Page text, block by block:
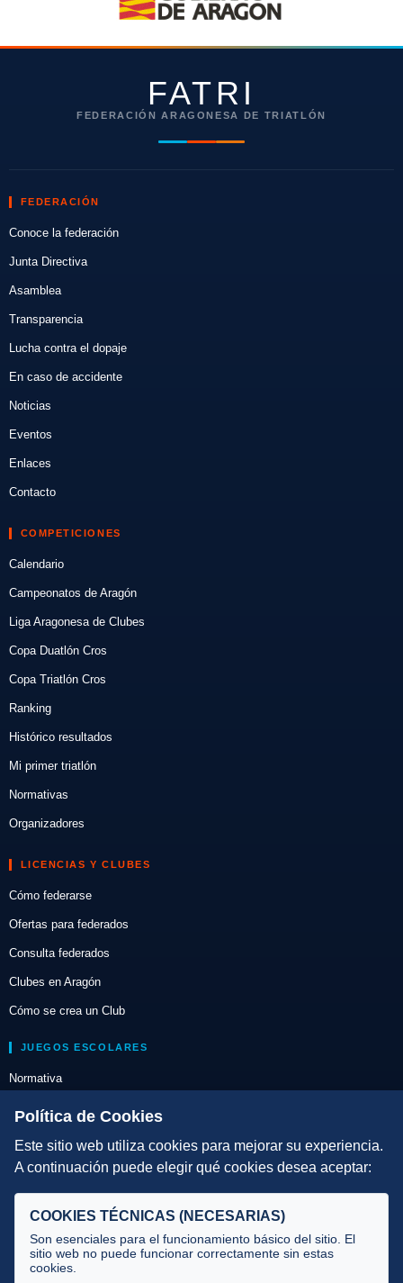
FATRI
FEDERACIÓN ARAGONESA DE TRIATLÓN
FEDERACIÓN
Conoce la federación
Junta Directiva
Asamblea
Transparencia
Lucha contra el dopaje
En caso de accidente
Noticias
Eventos
Enlaces
Contacto
COMPETICIONES
Calendario
Campeonatos de Aragón
Liga Aragonesa de Clubes
Copa Duatlón Cros
Copa Triatlón Cros
Ranking
Histórico resultados
Mi primer triatlón
Normativas
Organizadores
LICENCIAS Y CLUBES
Cómo federarse
Ofertas para federados
Consulta federados
Clubes en Aragón
Cómo se crea un Club
JUEGOS ESCOLARES
Normativa
Escuelas de Triatlón
DIRECCIÓN TÉCNICA
Selecciones
Tecnificación
JUECES Y OFICIALES
Política de Cookies
Este sitio web utiliza cookies para mejorar su experiencia.
A continuación puede elegir qué cookies desea aceptar:
COOKIES TÉCNICAS (NECESARIAS)
Son esenciales para el funcionamiento básico del sitio. El
sitio web no puede funcionar correctamente sin estas
cookies.